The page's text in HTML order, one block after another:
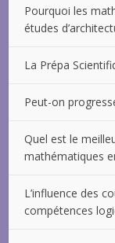
Pourquoi les
études
La Prépa
Peut-on
Quel est le
mathématiques
L’influence des
compétences